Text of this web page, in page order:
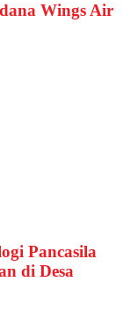
Wings Air
Pancasila
di Desa